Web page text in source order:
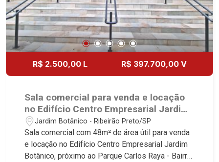
R$ 2.500,00 L R$ 397.700,00 V
Sala comercial para venda e locação
no Edifício Centro Empresarial Jardim
Botânico, próximo ao Parque Carlos
Raya - Ribeirão Preto/SP.
Jardim Botânico - Ribeirão Preto/SP
Sala comercial com 48m² de área útil para venda
e locação no Edifício Centro Empresarial Jardim
Botânico, próximo ao Parque Carlos Raya - Bairro